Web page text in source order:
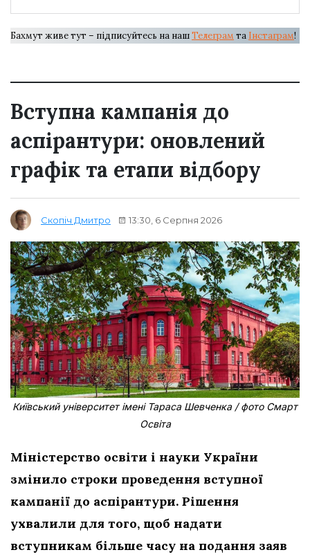
Бахмут живе тут – підписуйтесь на нашТелеграм та Інстаграм!
Вступна кампанія до
аспірантури: оновлений
графік та етапи відбору
Скопіч Дмитро 13:30, 6 Серпня 2026
Київський університет імені Тараса Шевченка / фото Смарт
Освіта
Міністерство освіти і науки України
змінило строки проведення вступної
кампанії до аспірантури. Рішення
ухвалили для того, щоб надати
вступникам більше часу на подання заяв